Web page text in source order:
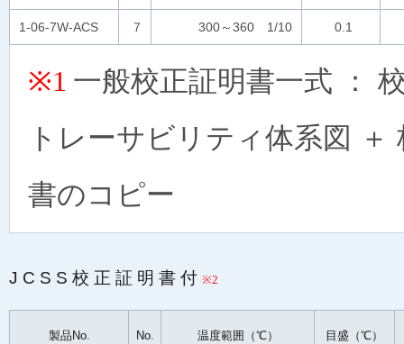
1-06-7W-ACS ７ 300～360 1/10 0.1
※1 一般校正証明書一式 ：
トレーサビリティ体系図
書のコピー
JCSS校正証明書付 ※2
製品No. No. 温度範囲（℃） 目盛（℃）